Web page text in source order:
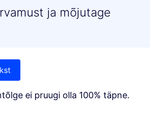
ja mõjutage
ei pruugi olla 100% täpne.